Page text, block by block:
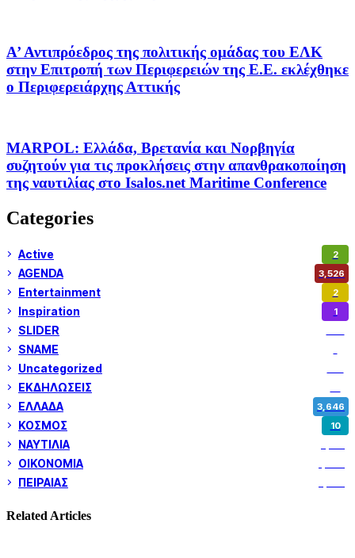
Α’ Αντιπρόεδρος της πολιτικής ομάδας του ΕΛΚ
στην Επιτροπή των Περιφερειών της Ε.Ε. εκλέχθηκε
ο Περιφερειάρχης Αττικής
MARPOL: Ελλάδα, Βρετανία και Νορβηγία
συζητούν για τις προκλήσεις στην απανθρακοποίηση
της ναυτιλίας στο Isalos.net Maritime Conference
Categories
Active 2
AGENDA 3,526
Entertainment 2
Inspiration 1
SLIDER
SNAME
Uncategorized
ΕΚΔΗΛΩΣΕΙΣ
ΕΛΛΑΔΑ 3,646
ΚΟΣΜΟΣ 10
ΝΑΥΤΙΛΙΑ
ΟΙΚΟΝΟΜΙΑ
ΠΕΙΡΑΙΑΣ
Related Articles